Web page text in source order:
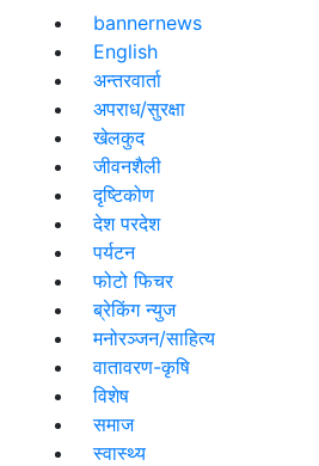
bannernews
English
अन्तरवार्ता
अपराध/सुरक्षा
खेलकुद
जीवनशैली
दृष्टिकोण
देश परदेश
पर्यटन
फोटो फिचर
ब्रेकिंग न्युज
मनोरञ्जन/साहित्य
वातावरण-कृषि
विशेष
समाज
स्वास्थ्य